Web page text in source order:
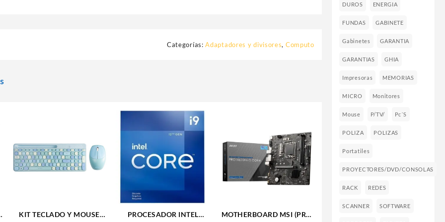
Categorías:Adaptadores y divisores, Computo
KIT TECLADO Y MOUSE
PROCESADOR INTEL
MOTHERBOARD MSI (PRO
DUROS ENERGIA
FUNDAS GABINETE
Gabinetes GARANTIA
GARANTIAS GHIA
Impresoras MEMORIAS
MICRO Monitores
Mouse P/TV/ Pc´s
POLIZA POLIZAS
Portatiles
PROYECTORES/DVD/CONSOLAS
RACK REDES
SCANNER SOFTWARE